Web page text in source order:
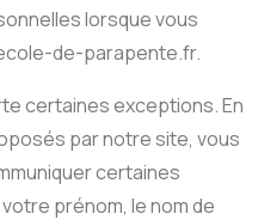
lorsque vous
de-parapente.fr.
certaines exceptions. En
par notre site, vous
certaines
prénom, le nom de